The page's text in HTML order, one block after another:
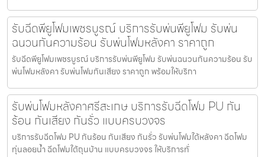
รับฉีดพียูโฟมเพชรบูรณ์ บริการรับพ่นพียูโฟม รับพ่น
ฉนวนกันความร้อน รับพ่นโฟมหลังคา ราคาถูก
รับฉีดพียูโฟมเพชรบูรณ์ บริการรับพ่นพียูโฟม รับพ่นฉนวนกันความร้อน รับ
พ่นโฟมหลังคา รับพ่นโฟมกันเสียง ราคาถูก พร้อมให้บริกา
รับพ่นโฟมหลังคาศรีสะเกษ บริการรับฉีดโฟม PU กัน
ร้อน กันเสียง กันรั่ว แบบครบวงจร
บริการรับฉีดโฟม PU กันร้อน กันเสียง กันรั่ว รับพ่นโฟมใต้หลังคา ฉีดโฟม
ทุ่นลอยน้ำ ฉีดโฟมใต้ถุนบ้าน แบบครบวงจร ให้บริการทั่